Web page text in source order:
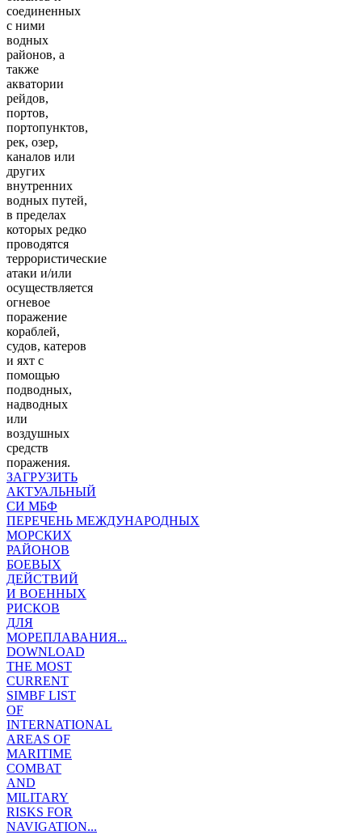
соединенных
с ними
водных
районов, а
также
акватории
рейдов,
портов,
портопунктов,
рек, озер,
каналов или
других
внутренних
водных путей,
в пределах
которых редко
проводятся
террористические
атаки и/или
осуществляется
огневое
поражение
кораблей,
судов, катеров
и яхт с
помощью
подводных,
надводных
или
воздушных
средств
поражения.
ЗАГРУЗИТЬ
АКТУАЛЬНЫЙ
СИ МБФ
ПЕРЕЧЕНЬ МЕЖДУНАРОДНЫХ
МОРСКИХ
РАЙОНОВ
БОЕВЫХ
ДЕЙСТВИЙ
И ВОЕННЫХ
РИСКОВ
ДЛЯ
МОРЕПЛАВАНИЯ...
DOWNLOAD
THE MOST
CURRENT
SIMBF LIST
OF
INTERNATIONAL
AREAS OF
MARITIME
COMBAT
AND
MILITARY
RISKS FOR
NAVIGATION...